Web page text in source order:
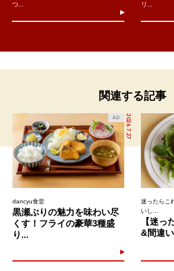
つ...
リ...
関連する記事
2026.7.27
AD
dancyu食堂
黒瀬ぶりの魅力を味わい尽
くす！フライの豪華3種盛
り...
迷ったらこ
いし...
【迷っ
&間違